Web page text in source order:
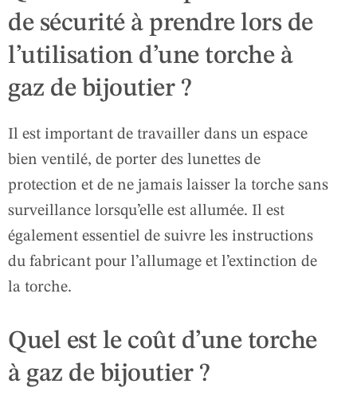
de sécurité à prendre lors de
l’utilisation d’une torche à
gaz de bijoutier ?
Il est important de travailler dans un espace
bien ventilé, de porter des lunettes de
protection et de ne jamais laisser la torche sans
surveillance lorsqu’elle est allumée. Il est
également essentiel de suivre les instructions
du fabricant pour l’allumage et l’extinction de
la torche.
Quel est le coût d’une torche
à gaz de bijoutier ?